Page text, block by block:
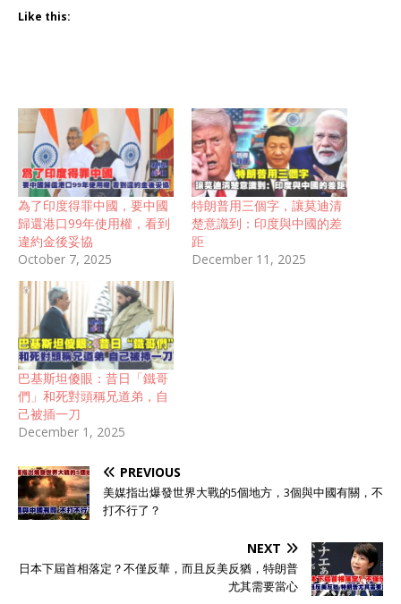
Like this:
為了印度得罪中國，要中國
歸還港口99年使用權，看到
違約金後妥協
October 7, 2025
特朗普用三個字，讓莫迪清
楚意識到：印度與中國的差
距
December 11, 2025
巴基斯坦傻眼：昔日「鐵哥
們」和死對頭稱兄道弟，自
己被插一刀
December 1, 2025
PREVIOUS
美媒指出爆發世界大戰的5個地方，3個與中國有關，不
打不行了？
NEXT
日本下屆首相落定？不僅反華，而且反美反猶，特朗普
尤其需要當心